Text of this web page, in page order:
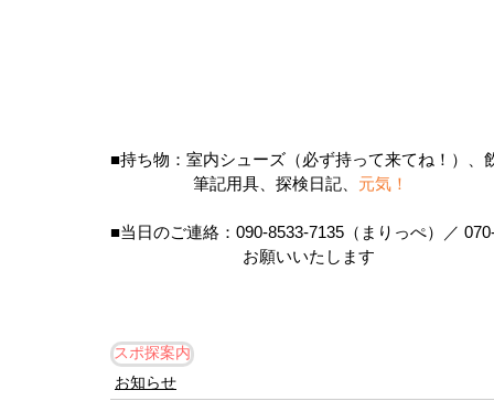
■持ち物：室内シューズ（必ず持って来てね！）、
筆記用具、探検日記、 元気！
■当日のご連絡：090-8533-7135（まりっぺ）／
お願いいたします
スポ探案内
お知らせ